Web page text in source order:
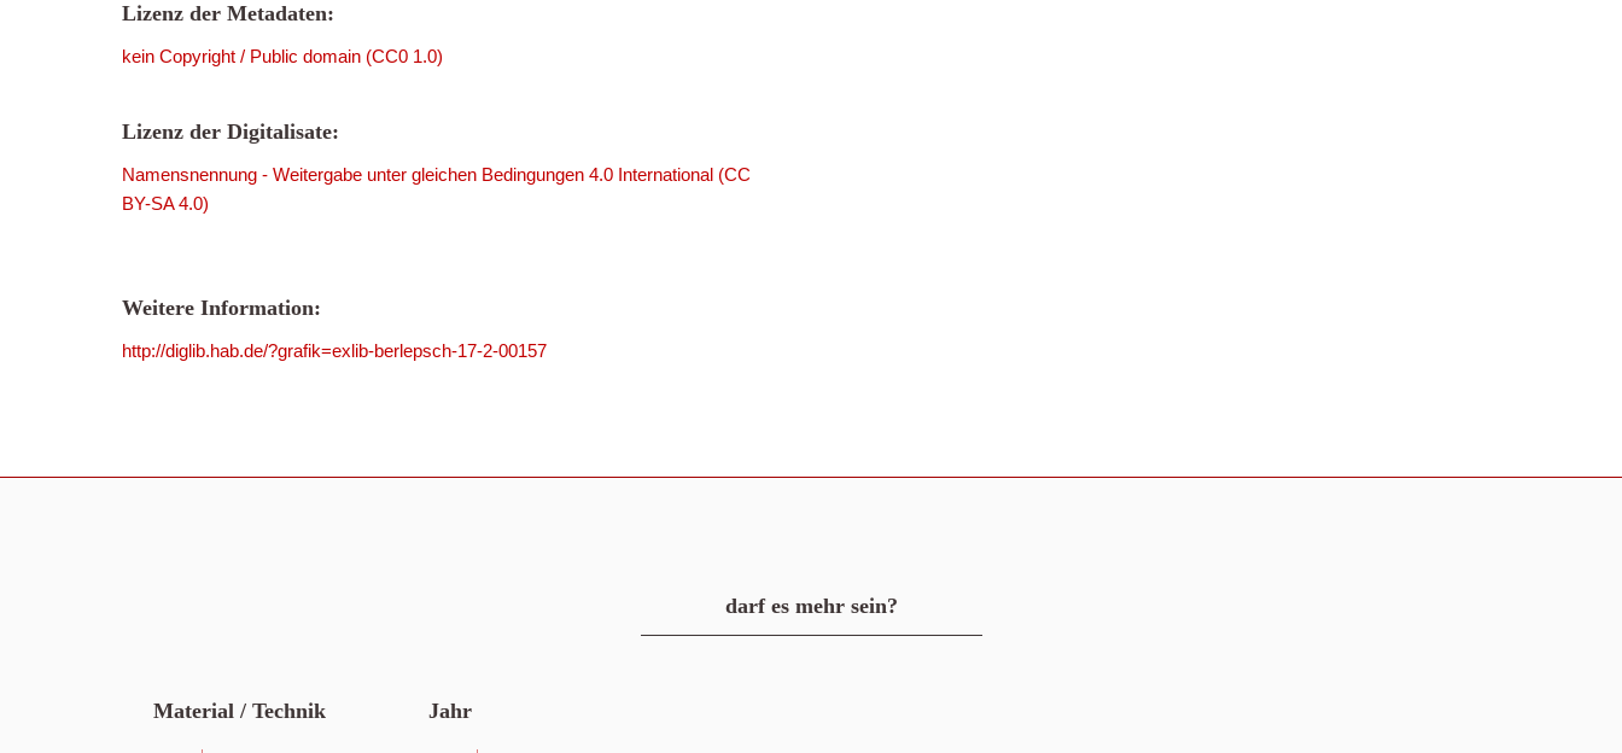
Lizenz der Metadaten:
kein Copyright / Public domain (CC0 1.0)
Lizenz der Digitalisate:
Namensnennung - Weitergabe unter gleichen Bedingungen 4.0 International (CC
BY-SA 4.0)
Weitere Information:
http://diglib.hab.de/?grafik=exlib-berlepsch-17-2-00157
darf es mehr sein?
Material / Technik Jahr